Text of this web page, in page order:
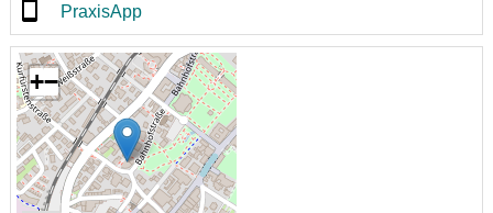
PraxisApp
+−